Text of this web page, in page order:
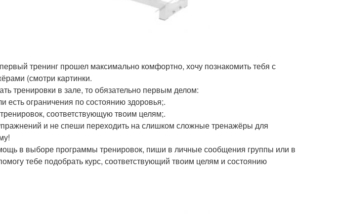
тренинг прошел максимально комфортно, хочу познакомить тебя с
(смотри картинки.
тренировки в зале, то обязательно первым делом:
есть ограничения по состоянию здоровья;.
соответствующую твоим целям;.
и не спеши переходить на слишком сложные тренажёры для
в выборе программы тренировок, пиши в личные сообщения группы или в
тебе подобрать курс, соответствующий твоим целям и состоянию